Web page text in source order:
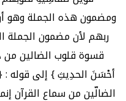
ومضمون هذه الجملة وهو
ربهم لأن مضمون الجملة
قسوة قلوب الضالين من
أحْسَنَ الحدِيثِ } إلى قوله
الضالّين من سماع القرآن